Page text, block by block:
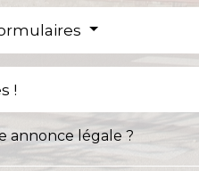
!
annonce légale ?